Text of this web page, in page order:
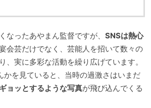
なったあやまん監督ですが、 SNSは熱心
会芸だけでなく、芸能人を招いて数々の
、実に多彩な活動を繰り広げています。
を見ていると、当時の過激さはいまだ
ョッとするような写真が飛び込んでくる